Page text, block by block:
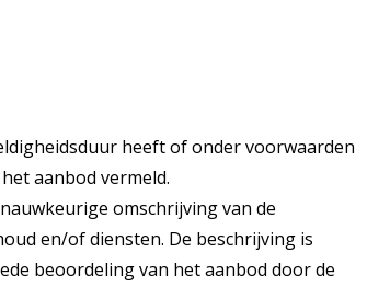
heeft of onder voorwaarden
aanbod vermeld.
omschrijving van de
en/of diensten. De beschrijving is
beoordeling van het aanbod door de